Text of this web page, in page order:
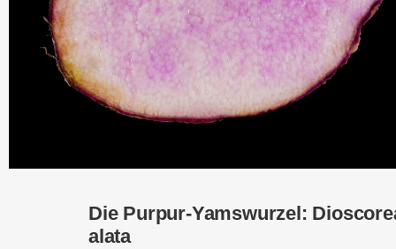
THIS SEARCH BAR ONLY WORKS IN THE GERMAN VERSION OF
WEBSITE! NON-GERMAN SPEAKERS PLEASE USE THE SEARCH
Die Purpur-Yamswurzel:
alata